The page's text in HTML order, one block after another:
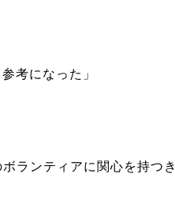
考になった」
ランティアに関心を持つき